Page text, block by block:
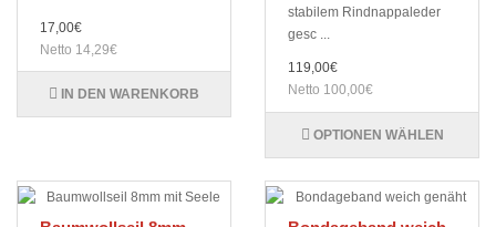
17,00€
Netto 14,29€
IN DEN WARENKORB
stabilem Rindnappaleder
gesc ...
119,00€
Netto 100,00€
OPTIONEN WÄHLEN